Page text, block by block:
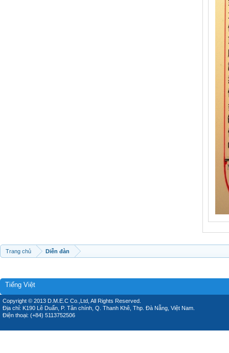
Trang chủ Diễn đàn
Tiếng Việt
Copyright © 2013 D.M.E.C Co.,Ltd, All Rights Reserved.
Địa chỉ: K190 Lê Duẩn, P. Tân chính, Q. Thanh Khê, Thp. Đà Nẵng, Việt Nam.
Điện thoại: (+84) 5113752506